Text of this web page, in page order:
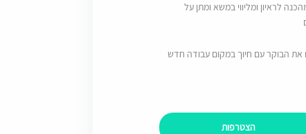
לראיון ומליווי במשא ומתן על
את הבוקר עם חיוך במקום עבודה חדש
הצטרפות